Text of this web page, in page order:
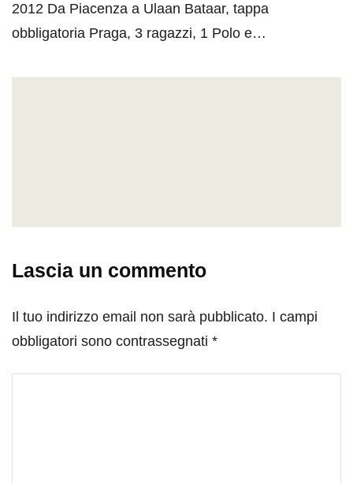
2012 Da Piacenza a Ulaan Bataar, tappa
obbligatoria Praga, 3 ragazzi, 1 Polo e…
Lascia un commento
Il tuo indirizzo email non sarà pubblicato. I campi
obbligatori sono contrassegnati *